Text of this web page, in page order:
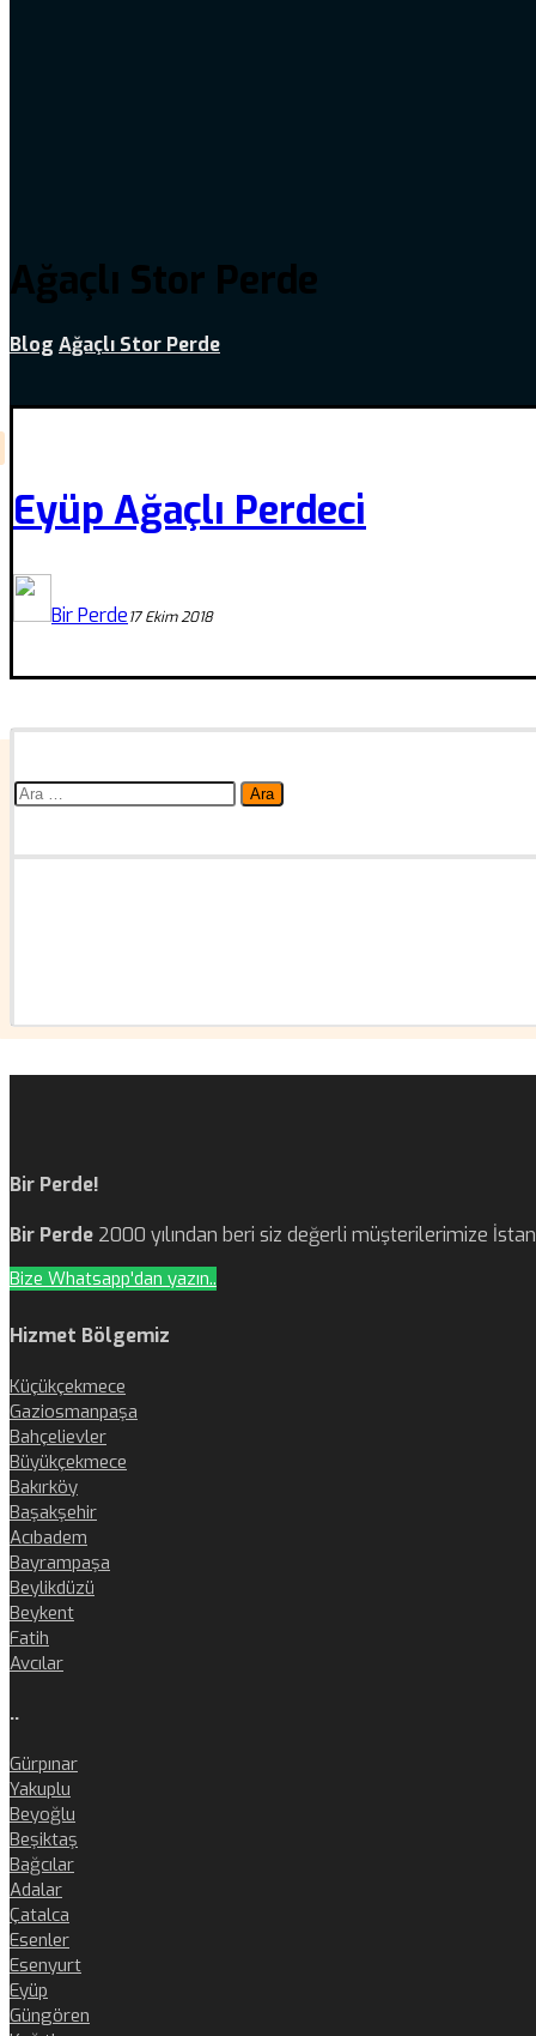
Ağaçlı Stor Perde
Blog Ağaçlı Stor Perde
Eyüp Ağaçlı Perdeci
Bir Perde17 Ekim 2018
Arama:
Bir Perde!
Bir Perde 2000 yılından beri siz değerli müşterilerimize
Bize Whatsapp'dan yazın..
Hizmet Bölgemiz
Küçükçekmece
Gaziosmanpaşa
Bahçelievler
Büyükçekmece
Bakırköy
Başakşehir
Acıbadem
Bayrampaşa
Beylikdüzü
Beykent
Fatih
Avcılar
..
Gürpınar
Yakuplu
Beyoğlu
Beşiktaş
Bağcılar
Adalar
Çatalca
Esenler
Esenyurt
Eyüp
Güngören